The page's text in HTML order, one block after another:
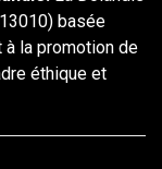
basée
à la promotion de
éthique et